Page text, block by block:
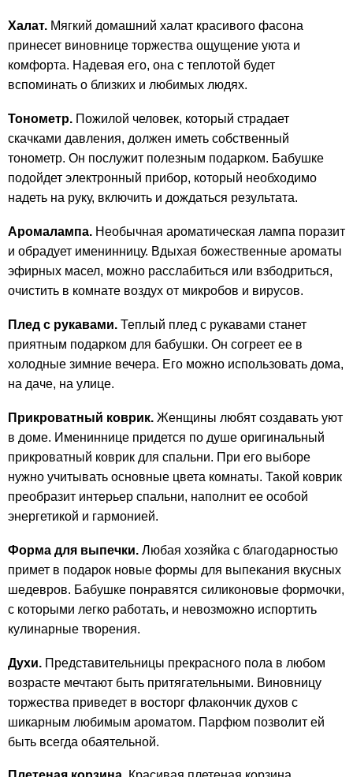
Халат. Мягкий домашний халат красивого фасона
принесет виновнице торжества ощущение уюта и
комфорта. Надевая его, она с теплотой будет
вспоминать о близких и любимых людях.
Тонометр. Пожилой человек, который страдает
скачками давления, должен иметь собственный
тонометр. Он послужит полезным подарком. Бабушке
подойдет электронный прибор, который необходимо
надеть на руку, включить и дождаться результата.
Аромалампа. Необычная ароматическая лампа поразит
и обрадует именинницу. Вдыхая божественные ароматы
эфирных масел, можно расслабиться или взбодриться,
очистить в комнате воздух от микробов и вирусов.
Плед с рукавами. Теплый плед с рукавами станет
приятным подарком для бабушки. Он согреет ее в
холодные зимние вечера. Его можно использовать дома,
на даче, на улице.
Прикроватный коврик. Женщины любят создавать уют
в доме. Имениннице придется по душе оригинальный
прикроватный коврик для спальни. При его выборе
нужно учитывать основные цвета комнаты. Такой коврик
преобразит интерьер спальни, наполнит ее особой
энергетикой и гармонией.
Форма для выпечки. Любая хозяйка с благодарностью
примет в подарок новые формы для выпекания вкусных
шедевров. Бабушке понравятся силиконовые формочки,
с которыми легко работать, и невозможно испортить
кулинарные творения.
Духи. Представительницы прекрасного пола в любом
возрасте мечтают быть притягательными. Виновницу
торжества приведет в восторг флакончик духов с
шикарным любимым ароматом. Парфюм позволит ей
быть всегда обаятельной.